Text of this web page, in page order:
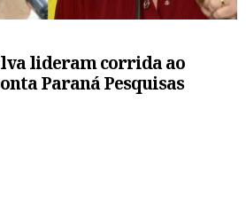
lideram corrida ao
Paraná Pesquisas